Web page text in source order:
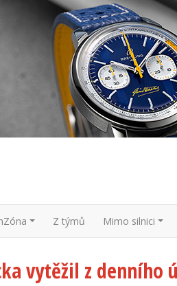
Z týmů Mimo silnici
vytěžil z denního